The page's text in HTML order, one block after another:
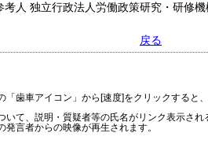
人 独立行政法人労働政策研究・研修
戻る
「歯車アイコン」から[速度]をクリックすると
いて、説明・質疑者等の氏名がリンク表示さ
発言者からの映像が再生されます。